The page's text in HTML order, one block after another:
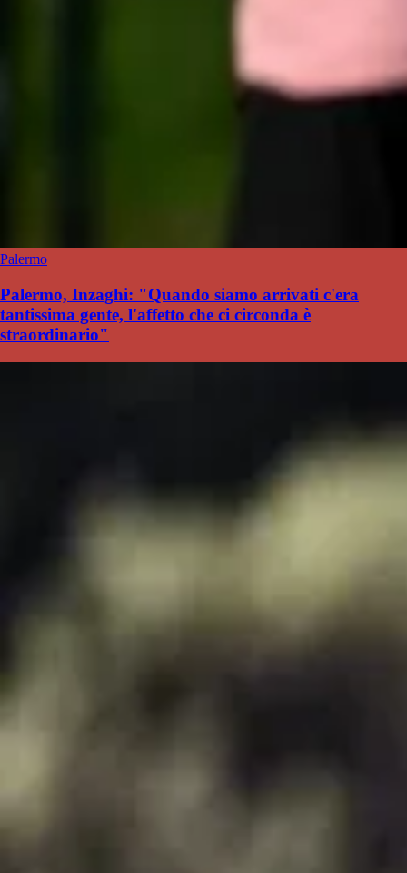
Palermo
Palermo, Inzaghi: "Quando siamo arrivati c'era
tantissima gente, l'affetto che ci circonda è
straordinario"